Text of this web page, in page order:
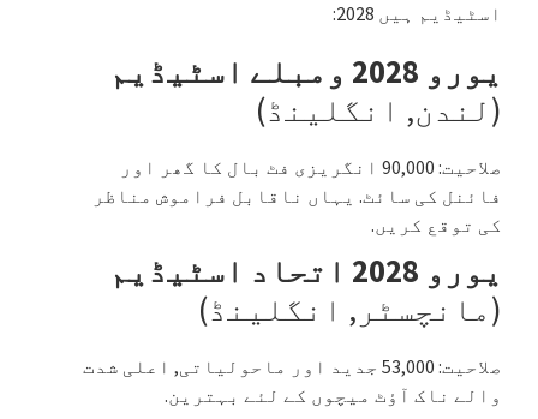
اسٹیڈیم ہیں 2028:
یورو 2028 ومبلے اسٹیڈیم
(لندن, انگلینڈ)
صلاحیت: 90,000 انگریزی فٹ بال کا گھر اور
فائنل کی سائٹ. یہاں ناقابل فراموش مناظر
کی توقع کریں.
یورو 2028 اتحاد اسٹیڈیم
(مانچسٹر, انگلینڈ)
صلاحیت: 53,000 جدید اور ماحولیاتی, اعلی شدت
والے ناک آؤٹ میچوں کے لئے بہترین.